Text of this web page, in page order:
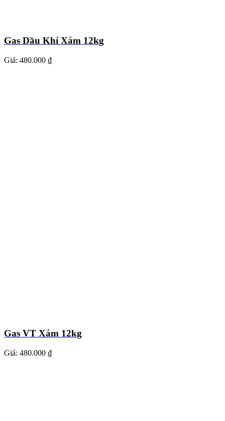
Gas Dầu Khí Xám 12kg
Giá: 480.000 ₫
Gas VT Xám 12kg
Giá: 480.000 ₫